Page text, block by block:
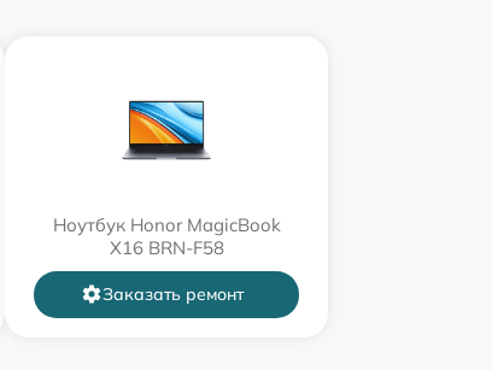
Ноутбук Honor MagicBook
X16 BRN-F58
Заказать ремонт